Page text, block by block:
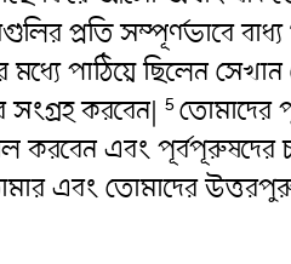
প্রতি সম্পূর্ণভাবে
পাঠিয়ে ছিলেন
সংগ্রহ করবেন| 5 তোমাদের
করবেন এবং পূর্বপূরুষদের
এবং তোমাদের